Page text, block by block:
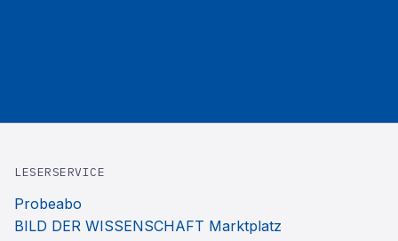
LESERSERVICE
Probeabo
BILD DER WISSENSCHAFT Marktplatz